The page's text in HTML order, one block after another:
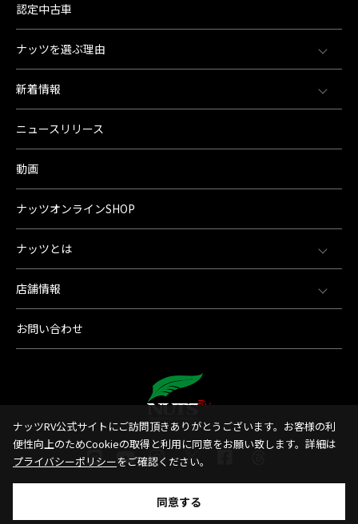
認定中古車
ナッツを選ぶ理由
新着情報
ニュースリリース
動画
ナッツオンラインSHOP
ナッツとは
店舗情報
お問い合わせ
© 1998-2026 Nut'sRV Co,.LTD All Rights Reserved.
ナッツRV公式サイトにご訪問頂きありがとうございます。お客様の利
便性向上のためCookieの取得と利用に同意をお願い致します。詳細は
プライバシーポリシーをご確認ください。
同意する